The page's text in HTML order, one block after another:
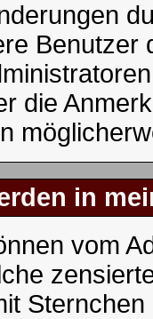
Benutzer
die
in
vom